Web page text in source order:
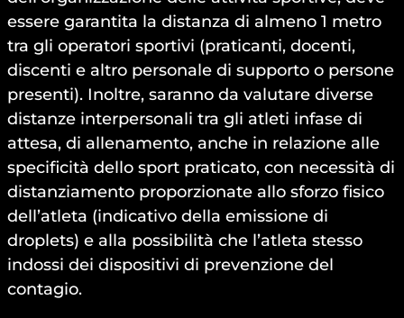
essere garantita la distanza di almeno 1 metro
tra gli operatori sportivi (praticanti, docenti,
discenti e altro personale di supporto o persone
presenti). Inoltre, saranno da valutare diverse
distanze interpersonali tra gli atleti infase di
attesa, di allenamento, anche in relazione alle
specificità dello sport praticato, con necessità di
distanziamento proporzionate allo sforzo fisico
dell’atleta (indicativo della emissione di
droplets) e alla possibilità che l’atleta stesso
indossi dei dispositivi di prevenzione del
contagio.